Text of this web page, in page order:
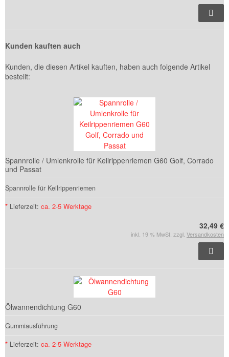
Kunden kauften auch
Kunden, die diesen Artikel kauften, haben auch folgende Artikel
bestellt:
Spannrolle / Umlenkrolle für Keilrippenriemen G60 Golf, Corrado
und Passat
Spannrolle für Keilrippenriemen
* Lieferzeit: ca. 2-5 Werktage
32,49 €
inkl. 19 % MwSt. zzgl. Versandkosten
Ölwannendichtung G60
Gummiausführung
* Lieferzeit: ca. 2-5 Werktage